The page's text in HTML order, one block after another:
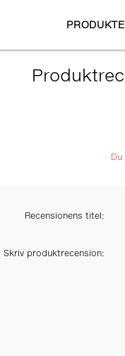
Recensionens titel:
Skriv produktrecension: